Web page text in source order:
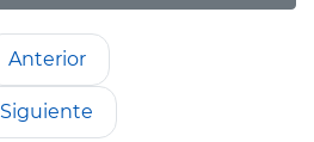
Anterior
Siguiente